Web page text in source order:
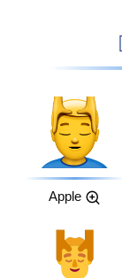
Apple